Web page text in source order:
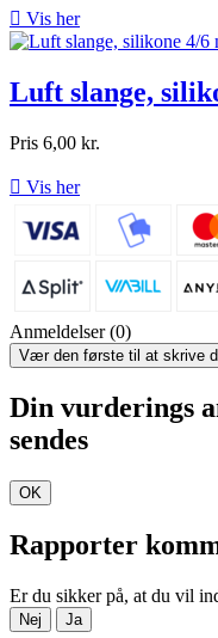
 Vis her
Luft slange,
Pris 6,00 kr.
 Vis her
Anmeldelser (0)
Vær den første til at skrive
Din vurderings
sendes
OK
Rapporter
Er du sikker på, at du vil
Nej Ja